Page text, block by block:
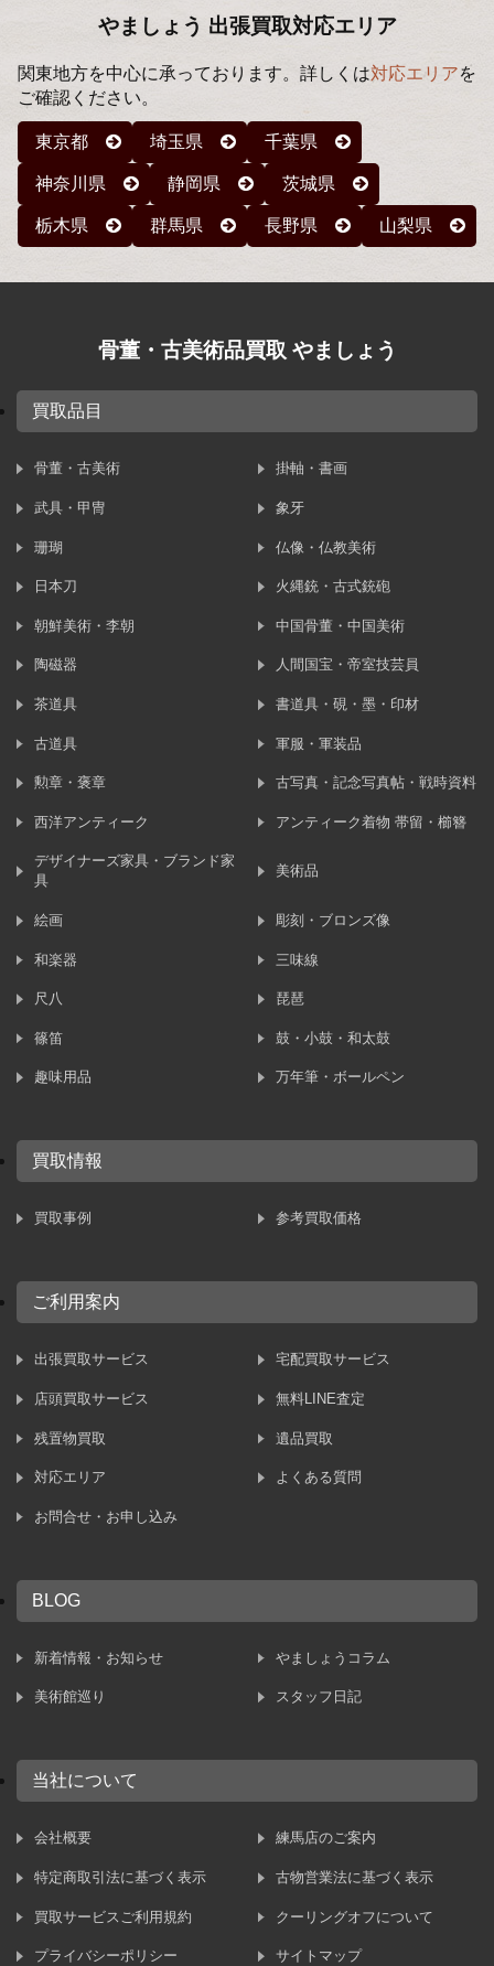
やましょう 出張買取対応エリア
関東地方を中心に承っております。詳しくは対応エリアを
ご確認ください。
東京都 埼玉県 千葉県
神奈川県 静岡県 茨城県
栃木県 群馬県 長野県 山梨県
骨董・古美術品買取 やましょう
買取品目
骨董・古美術 掛軸・書画
武具・甲冑 象牙
珊瑚 仏像・仏教美術
日本刀 火縄銃・古式銃砲
朝鮮美術・李朝 中国骨董・中国美術
陶磁器 人間国宝・帝室技芸員
茶道具 書道具・硯・墨・印材
古道具 軍服・軍装品
勲章・褒章 古写真・記念写真帖・戦時資料
西洋アンティーク アンティーク着物 帯留・櫛簪
デザイナーズ家具・ブランド家
具
美術品
絵画 彫刻・ブロンズ像
和楽器 三味線
尺八 琵琶
篠笛 鼓・小鼓・和太鼓
趣味用品 万年筆・ボールペン
買取情報
買取事例 参考買取価格
ご利用案内
出張買取サービス 宅配買取サービス
店頭買取サービス 無料LINE査定
残置物買取 遺品買取
対応エリア よくある質問
お問合せ・お申し込み
BLOG
新着情報・お知らせ やましょうコラム
美術館巡り スタッフ日記
当社について
会社概要 練馬店のご案内
特定商取引法に基づく表示 古物営業法に基づく表示
買取サービスご利用規約 クーリングオフについて
プライバシーポリシー サイトマップ